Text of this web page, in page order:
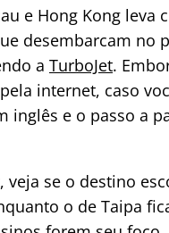
e Hong Kong
desembarcam no
a TurboJet.
internet, caso
inglês e o passo a
veja se o destino
o de Taipa